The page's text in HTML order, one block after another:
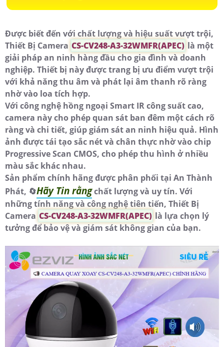
Được biết đến với chất lượng và hiệu suất vượt trội,
Thiết Bị Camera CS-CV248-A3-32WMFR(APEC) là một
giải pháp an ninh hàng đầu cho gia đình và doanh
nghiệp. Thiết bị này được trang bị ưu điểm vượt trội
với khả năng thu âm và phát lại âm thanh rõ ràng
nhờ vào loa tích hợp.
Với công nghệ hồng ngoại Smart IR công suất cao,
camera này cho phép quan sát ban đêm một cách rõ
ràng và chi tiết, giúp giám sát an ninh hiệu quả. Hình
ảnh được tái tạo sắc nét và chân thực nhờ vào chip
Progressive Scan CMOS, cho phép thu hình ở nhiều
màu sắc khác nhau.
Sản phẩm chính hãng được phân phối tại An Thành
Phát, 🔄Hãy Tin rằngchất lượng và uy tín. Với
những tính năng và công nghệ tiên tiến, Thiết Bị
Camera CS-CV248-A3-32WMFR(APEC) là lựa chọn lý
tưởng để bảo vệ và giám sát không gian của bạn.